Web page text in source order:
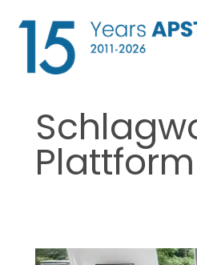
Zum
Inhalt
springen
Plattform